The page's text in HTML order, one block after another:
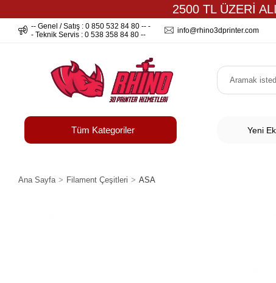
2500 TL ÜZERİ
-- Genel / Satış : 0 850 532 84 80 -- -
- Teknik Servis : 0 538 358 84 80 --
info@rhino3dprinter.com
Tüm Kategoriler Yeni
Ana Sayfa Filament Çeşitleri ASA